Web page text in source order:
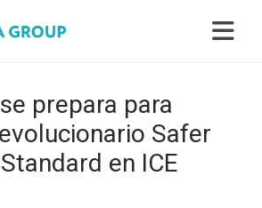
prepara para
Safer
en ICE